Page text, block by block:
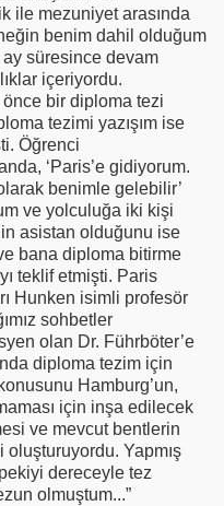
ile mezuniyet arasında
benim dahil olduğum
süresince devam
içeriyordu.
bir diploma tezi
tezimi yazışım ise
Öğrenci
‘Paris’e gidiyorum.
benimle gelebilir’
ve yolculuğa iki kişi
asistan olduğunu ise
bana diploma bitirme
teklif etmişti. Paris
Hunken isimli profesör
sohbetler
olan Dr. Führböter’e
diploma tezim için
Hamburg’un,
için inşa edilecek
ve mevcut bentlerin
Yapmış
dereceyle tez
olmuştum...”